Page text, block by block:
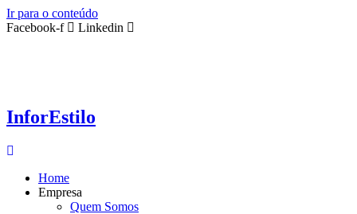
Ir para o conteúdo
Facebook-f
Linkedin
InforEstilo
Home
Empresa
Quem Somos